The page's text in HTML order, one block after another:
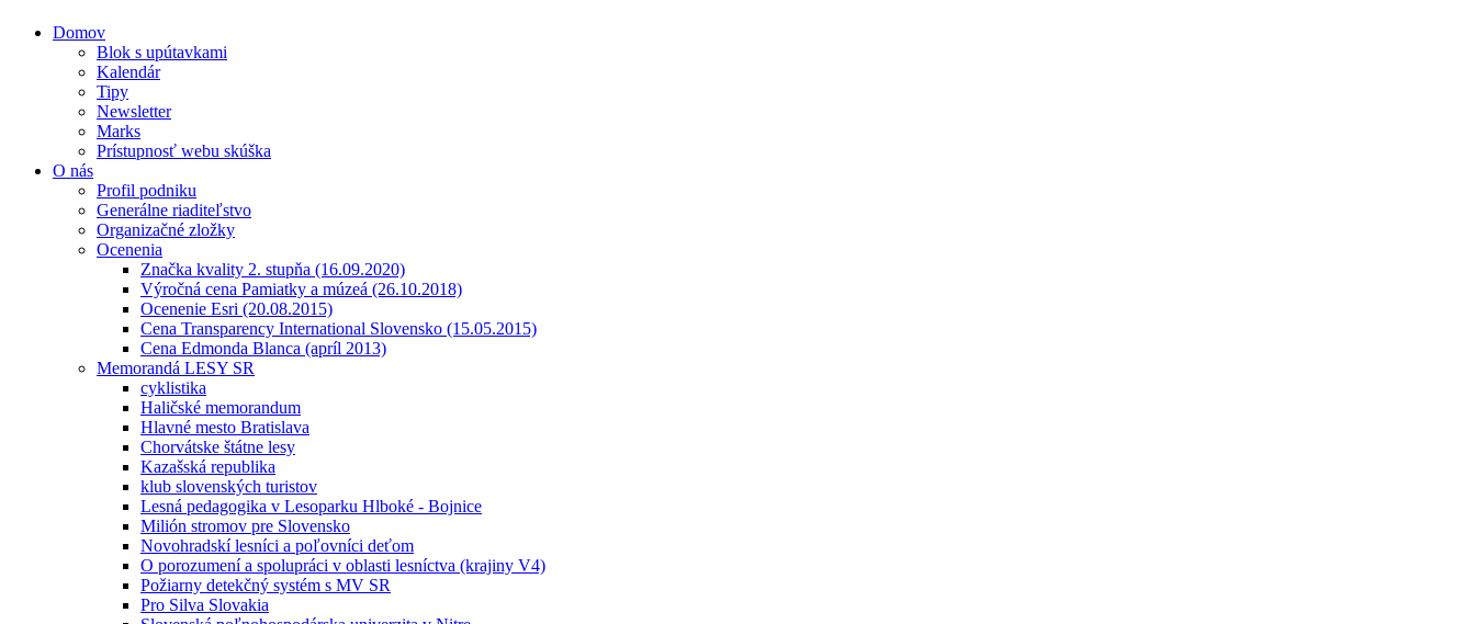
Domov
Blok s upútavkami
Kalendár
Tipy
Newsletter
Marks
Prístupnosť webu skúška
O nás
Profil podniku
Generálne riaditeľstvo
Organizačné zložky
Ocenenia
Značka kvality 2. stupňa (16.09.2020)
Výročná cena Pamiatky a múzeá (26.10.2018)
Ocenenie Esri (20.08.2015)
Cena Transparency International Slovensko (15.05.2015)
Cena Edmonda Blanca (apríl 2013)
Memorandá LESY SR
cyklistika
Haličské memorandum
Hlavné mesto Bratislava
Chorvátske štátne lesy
Kazašská republika
klub slovenských turistov
Lesná pedagogika v Lesoparku Hlboké - Bojnice
Milión stromov pre Slovensko
Novohradskí lesníci a poľovníci deťom
O porozumení a spolupráci v oblasti lesníctva (krajiny V4)
Požiarny detekčný systém s MV SR
Pro Silva Slovakia